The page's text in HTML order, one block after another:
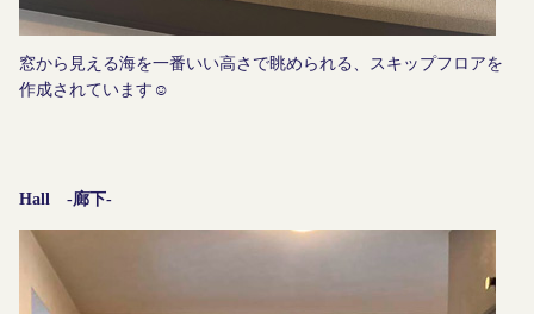
窓から見える海を一番いい高さで眺められる、スキップフロアを
作成されています☺︎
Hall -廊下-